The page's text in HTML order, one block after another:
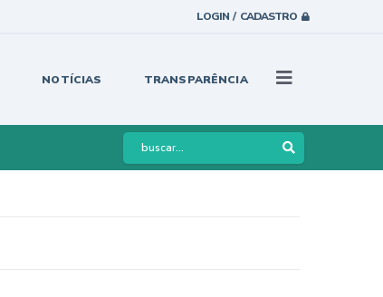
LOGIN / CADASTRO
NOTÍCIAS TRANSPARÊNCIA